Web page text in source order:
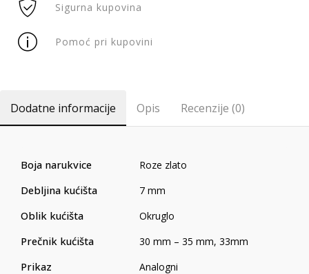
Sigurna kupovina
Pomoć pri kupovini
Dodatne informacije Opis Recenzije (0)
Boja narukvice Roze zlato
Debljina kućišta 7 mm
Oblik kućišta Okruglo
Prečnik kućišta 30 mm – 35 mm, 33mm
Prikaz Analogni